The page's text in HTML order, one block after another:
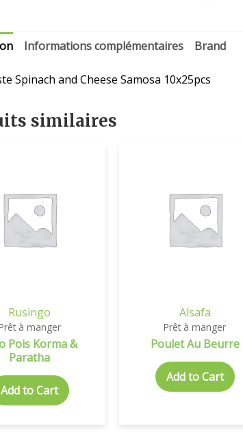
Informations complémentaires Brand
Spinach and Cheese Samosa 10x25pcs
similaires
Rusingo
à manger
Pois Korma &
Paratha
Add to Cart
Alsafa
Prêt à manger
Poulet Au Beurre
Add to Cart